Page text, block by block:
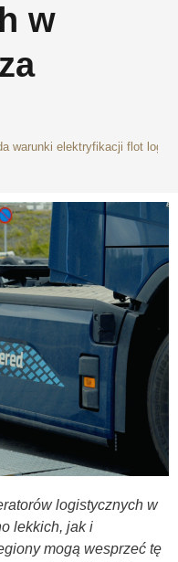
w
warunki elektryfikacji flot
logistycznych w
lekkich, jak i
mogą wesprzeć tę